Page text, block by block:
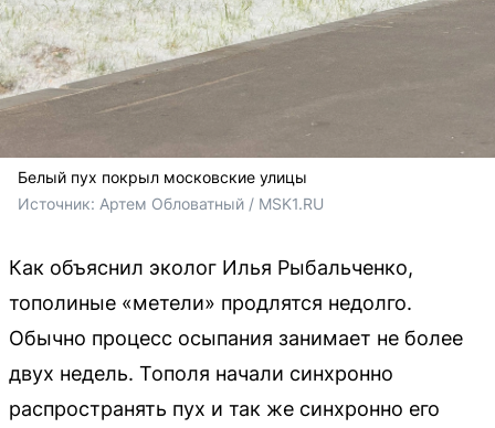
Белый пух покрыл московские улицы
Источник: Артем Обловатный / MSK1.RU
Как объяснил эколог Илья Рыбальченко,
тополиные «метели» продлятся недолго.
Обычно процесс осыпания занимает не более
двух недель. Тополя начали синхронно
распространять пух и так же синхронно его